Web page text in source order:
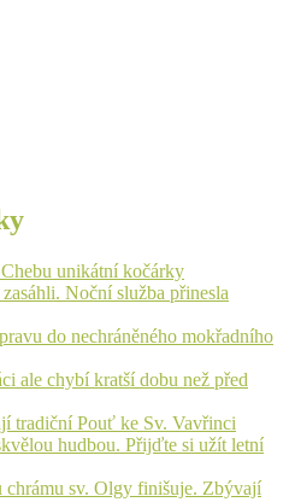
unikátní kočárky
Noční služba přinesla
do nechráněného mokřadního
ale chybí kratší dobu než před
tradiční Pouť ke Sv. Vavřinci
hudbou. Přijďte si užít letní
chrámu sv. Olgy finišuje. Zbývají